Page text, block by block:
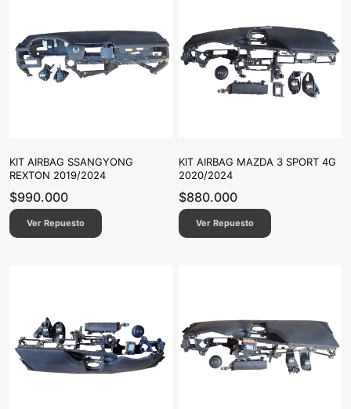
KIT AIRBAG SSANGYONG
REXTON 2019/2024
$990.000
Ver Repuesto
KIT AIRBAG MAZDA 3 SPORT 4G
2020/2024
$880.000
Ver Repuesto